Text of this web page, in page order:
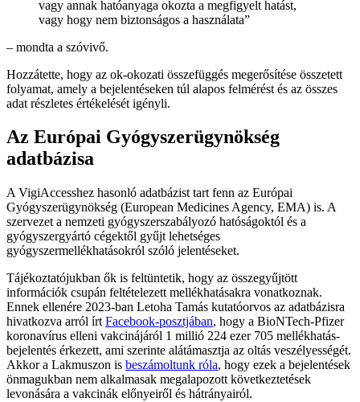
vagy annak hatóanyaga okozta a megfigyelt hatást,
vagy hogy nem biztonságos a használata”
– mondta a szóvivő.
Hozzátette, hogy az ok-okozati összefüggés megerősítése összetett
folyamat, amely a bejelentéseken túl alapos felmérést és az összes
adat részletes értékelését igényli.
Az Európai Gyógyszerügynökség
adatbázisa
A VigiAccesshez hasonló adatbázist tart fenn az Európai
Gyógyszerügynökség (European Medicines Agency, EMA) is. A
szervezet a nemzeti gyógyszerszabályozó hatóságoktól és a
gyógyszergyártó cégektől gyűjt lehetséges
gyógyszermellékhatásokról szóló jelentéseket.
Tájékoztatójukban ők is feltüntetik, hogy az összegyűjtött
információk csupán feltételezett mellékhatásakra vonatkoznak.
Ennek ellenére 2023-ban Letoha Tamás kutatóorvos az adatbázisra
hivatkozva arról írt Facebook-posztjában, hogy a BioNTech-Pfizer
koronavírus elleni vakcinájáról 1 millió 224 ezer 705 mellékhatás-
bejelentés érkezett, ami szerinte alátámasztja az oltás veszélyességét.
Akkor a Lakmuszon is beszámoltunk róla, hogy ezek a bejelentések
önmagukban nem alkalmasak megalapozott következtetések
levonására a vakcinák előnyeiről és hátrányairól.